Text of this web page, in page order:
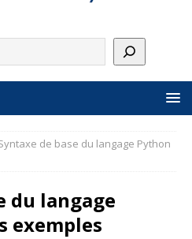
de base du langage Python
du langage
exemples